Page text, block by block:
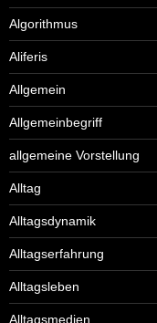
Algorithmus
Aliferis
Allgemein
Allgemeinbegriff
allgemeine Vorstellung
Alltag
Alltagsdynamik
Alltagserfahrung
Alltagsleben
Alltagsmedien